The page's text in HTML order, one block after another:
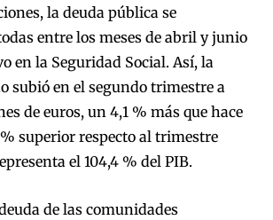
la deuda pública se
entre los meses de abril y junio
en la Seguridad Social. Así, la
subió en el segundo trimestre a
de euros, un 4,1 % más que hace
superior respecto al trimestre
el 104,4 % del PIB.
de las comunidades